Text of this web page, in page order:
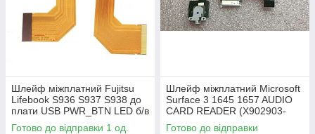
Шлейф міжплатний Fujitsu
Lifebook S936 S937 S938 до
плати USB PWR_BTN LED б/в
Готово до відправки 1 од.
Шлейф міжплатний Microsoft
Surface 3 1645 1657 AUDIO
CARD READER (X902903-
009, X902901-009) б/в
Готово до відправки